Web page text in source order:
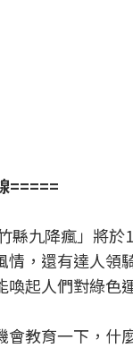
=====
縣九降瘋」將
情，還有達人領
喚起人們對綠色
會教育一下，什